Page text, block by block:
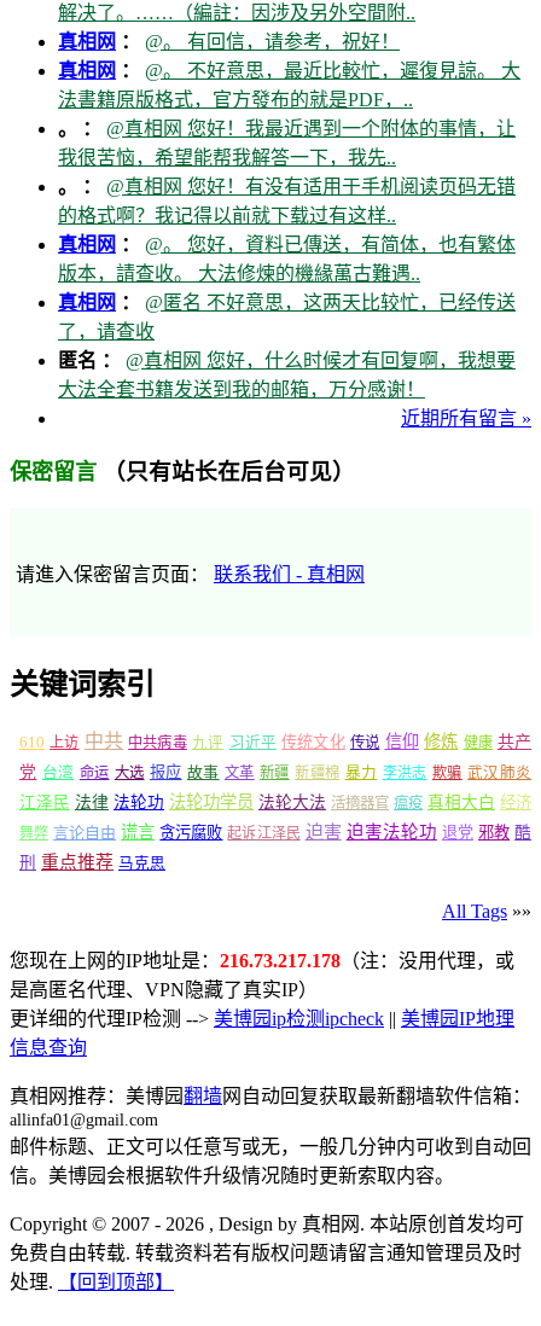
解决了。……（編註：因涉及另外空間附..
真相网 ： @。 有回信，请参考，祝好！
真相网 ： @。 不好意思，最近比較忙，遲復見諒。 大
法書籍原版格式，官方發布的就是PDF，..
。 ： @真相网 您好！我最近遇到一个附体的事情，让
我很苦恼，希望能帮我解答一下，我先..
。 ： @真相网 您好！有没有适用于手机阅读页码无错
的格式啊？我记得以前就下载过有这样..
真相网 ： @。 您好，資料已傳送，有简体，也有繁体
版本，請查收。 大法修煉的機緣萬古難遇..
真相网 ： @匿名 不好意思，这两天比较忙，已经传送
了，请查收
匿名 ： @真相网 您好，什么时候才有回复啊，我想要
大法全套书籍发送到我的邮箱，万分感谢！
近期所有留言 »
保密留言 （只有站长在后台可见）
请進入保密留言页面： 联系我们 - 真相网
关键词索引
610 上访 中共 中共病毒 九评 习近平 传统文化 传说 信仰 修炼 健康 共产
党 台湾 命运 大选 报应 故事 文革 新疆 新疆棉 暴力 李洪志 欺骗 武汉肺炎
江泽民 法律 法轮功 法轮功学员 法轮大法 活摘器官 瘟疫 真相大白 经济
舞弊 言论自由 谎言 贪污腐败 起诉江泽民 迫害 迫害法轮功 退党 邪教 酷
刑 重点推荐 马克思
All Tags »»
您现在上网的IP地址是： 216.73.217.178 （注：没用代理，或
是高匿名代理、VPN隐藏了真实IP）
更详细的代理IP检测 --> 美博园ip检测ipcheck || 美博园IP地理
信息查询
真相网推荐：美博园翻墙网自动回复获取最新翻墙软件信箱：
allinfa01@gmail.com
邮件标题、正文可以任意写或无，一般几分钟内可收到自动回
信。美博园会根据软件升级情况随时更新索取内容。
Copyright © 2007 - 2026 , Design by 真相网. 本站原创首发均可
免费自由转载. 转载资料若有版权问题请留言通知管理员及时
处理.
【回到顶部】